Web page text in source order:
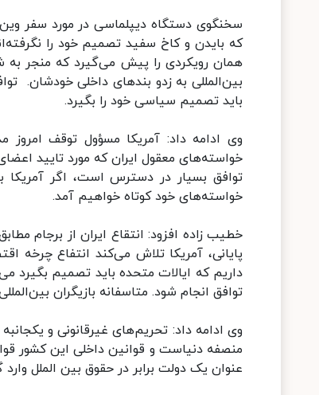
سخنگوی دستگاه دیپلماسی در مورد سفر
که بایدن و کاخ سفید تصمیم خود را
همان رویکردی را پیش می‌گیرد که منجر
باید تصمیم سیاسی خود را بگیرد.
وی ادامه داد: آمریکا مسؤول توقف
خواسته‌های معقول ایران که مورد تایید اعضای ۱+۴ است، پاسخ منطقی بدهد که ما آمادگی داشته باشیم به وین
توافق بسیار در دسترس است، اگر
خواسته‌های خود کوتاه خواهیم آمد.
پایانی، آمریکا تلاش می‌کند انتفاع چرخه
داریم که ایالات متحده باید تصمیم بگیرد
توافق انجام شود. متاسفانه بازیگران
وی ادامه داد: تحریم‌های غیرقانونی و
منصفه دنیاست و قوانین داخلی این کشور
عنوان یک دولت برابر در حقوق بین الملل